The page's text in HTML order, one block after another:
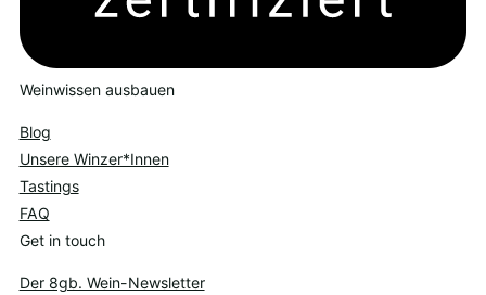
Weinwissen ausbauen
Blog
Unsere Winzer*Innen
Tastings
FAQ
Get in touch
Der 8gb. Wein-Newsletter